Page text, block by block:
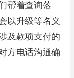
帮着查询落
以升级等名义
及款项支付的
方电话沟通确